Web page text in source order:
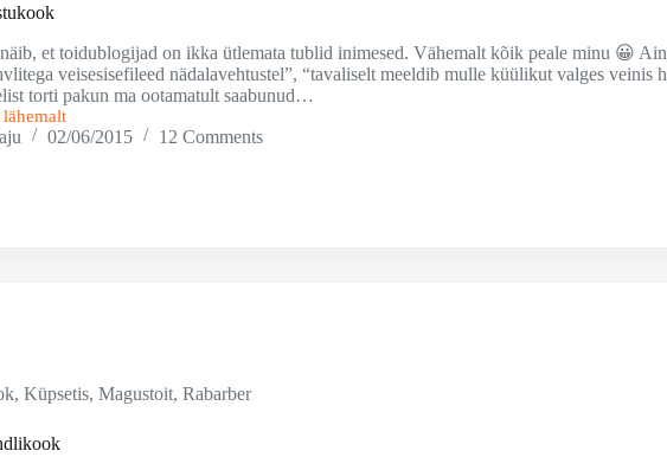
et toidublogijad on ikka ütlemata tublid inimesed. Vähemalt kõik peale minu 😀
veisesisefileed nädalavehtustel”, “tavaliselt meeldib mulle küülikut valges veinis
torti pakun ma ootamatult saabunud…
lähemalt
02/06/2015 12 Comments
,Küpsetis,Magustoit,Rabarber